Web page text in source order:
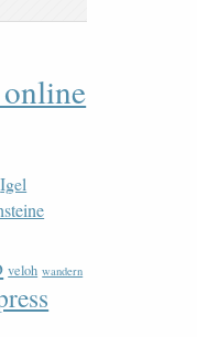
Igel
veloh wandern